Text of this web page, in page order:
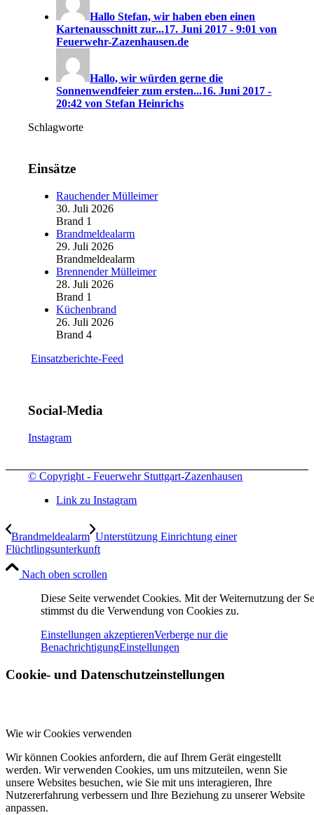
Hallo Stefan, wir haben eben einen
Kartenausschnitt zur...17. Juni 2017 - 9:01 von
Feuerwehr-Zazenhausen.de
Hallo, wir würden gerne die
Sonnenwendfeier zum ersten...16. Juni 2017 -
20:42 von Stefan Heinrichs
Schlagworte
Einsätze
Rauchender Mülleimer
30. Juli 2026
Brand 1
Brandmeldealarm
29. Juli 2026
Brandmeldealarm
Brennender Mülleimer
28. Juli 2026
Brand 1
Küchenbrand
26. Juli 2026
Brand 4
Einsatzberichte-Feed
Social-Media
Instagram
© Copyright - Feuerwehr Stuttgart-Zazenhausen
Link zu Instagram
Brandmeldealarm Unterstützung Einrichtung einer
Flüchtlingsunterkunft
Nach oben scrollen
Diese Seite verwendet Cookies. Mit der Weiternutzung der
stimmst du die Verwendung von Cookies zu.
Einstellungen akzeptierenVerberge nur die
BenachrichtigungEinstellungen
Cookie- und Datenschutzeinstellungen
Wie wir Cookies verwenden
Wir können Cookies anfordern, die auf Ihrem Gerät eingestellt
werden. Wir verwenden Cookies, um uns mitzuteilen, wenn Sie
unsere Websites besuchen, wie Sie mit uns interagieren, Ihre
Nutzererfahrung verbessern und Ihre Beziehung zu unserer Website
anpassen.